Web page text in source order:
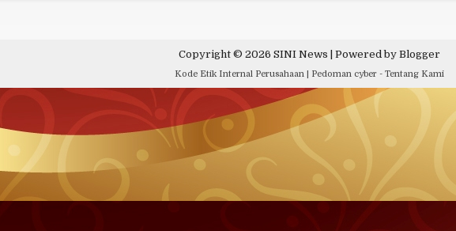
Copyright © 2026 SINI News | Powered by Blogger
Kode Etik Internal Perusahaan| Pedoman cyber- Tentang Kami